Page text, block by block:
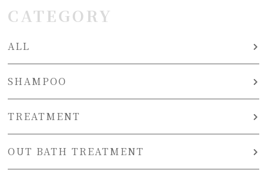
CATEGORY
ALL
SHAMPOO
TREATMENT
OUT BATH TREATMENT